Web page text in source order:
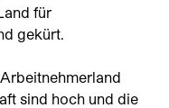
für
gekürt.
sind hoch und die